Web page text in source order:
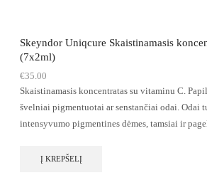
Skeyndor Uniqcure Skaistinamasis
(7x2ml)
€35.00
Skaistinamasis koncentratas su vitaminu C.
švelniai pigmentuotai ar senstančiai odai. Odai
intensyvumo pigmentines dėmes, tamsiai ir
Į KREPŠELĮ